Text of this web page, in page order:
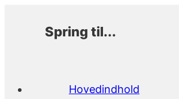
Spring til...
Hovedindhold